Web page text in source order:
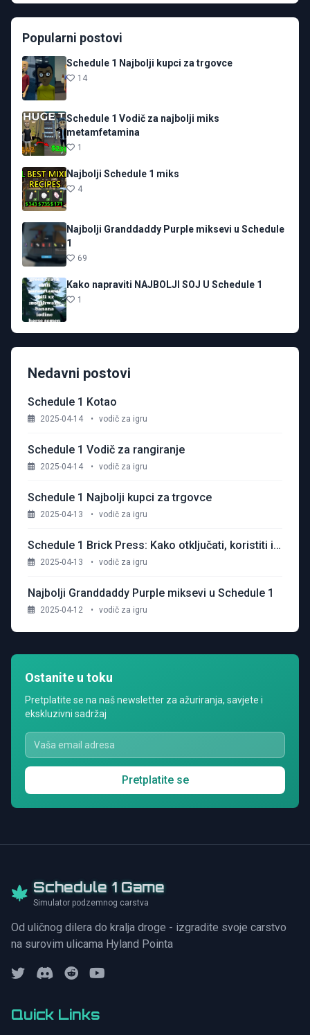
Popularni postovi
Schedule 1 Najbolji kupci za trgovce
14
Schedule 1 Vodič za najbolji miks
metamfetamina
1
Najbolji Schedule 1 miks
4
Najbolji Granddaddy Purple miksevi u Schedule
1
69
Kako napraviti NAJBOLJI SOJ U Schedule 1
1
Nedavni postovi
Schedule 1 Kotao
2025-04-14 • vodič za igru
Schedule 1 Vodič za rangiranje
2025-04-14 • vodič za igru
Schedule 1 Najbolji kupci za trgovce
2025-04-13 • vodič za igru
Schedule 1 Brick Press: Kako otključati, koristiti i maksimalno povećati profit
2025-04-13 • vodič za igru
Najbolji Granddaddy Purple miksevi u Schedule 1
2025-04-12 • vodič za igru
Ostanite u toku
Pretplatite se na naš newsletter za ažuriranja, savjete i
ekskluzivni sadržaj
Pretplatite se
Schedule 1 Game
Simulator podzemnog carstva
Od uličnog dilera do kralja droge - izgradite svoje carstvo
na surovim ulicama Hyland Pointa
Quick Links